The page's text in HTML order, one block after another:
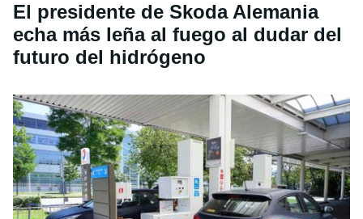
El presidente de Skoda Alemania
echa más leña al fuego al dudar del
futuro del hidrógeno